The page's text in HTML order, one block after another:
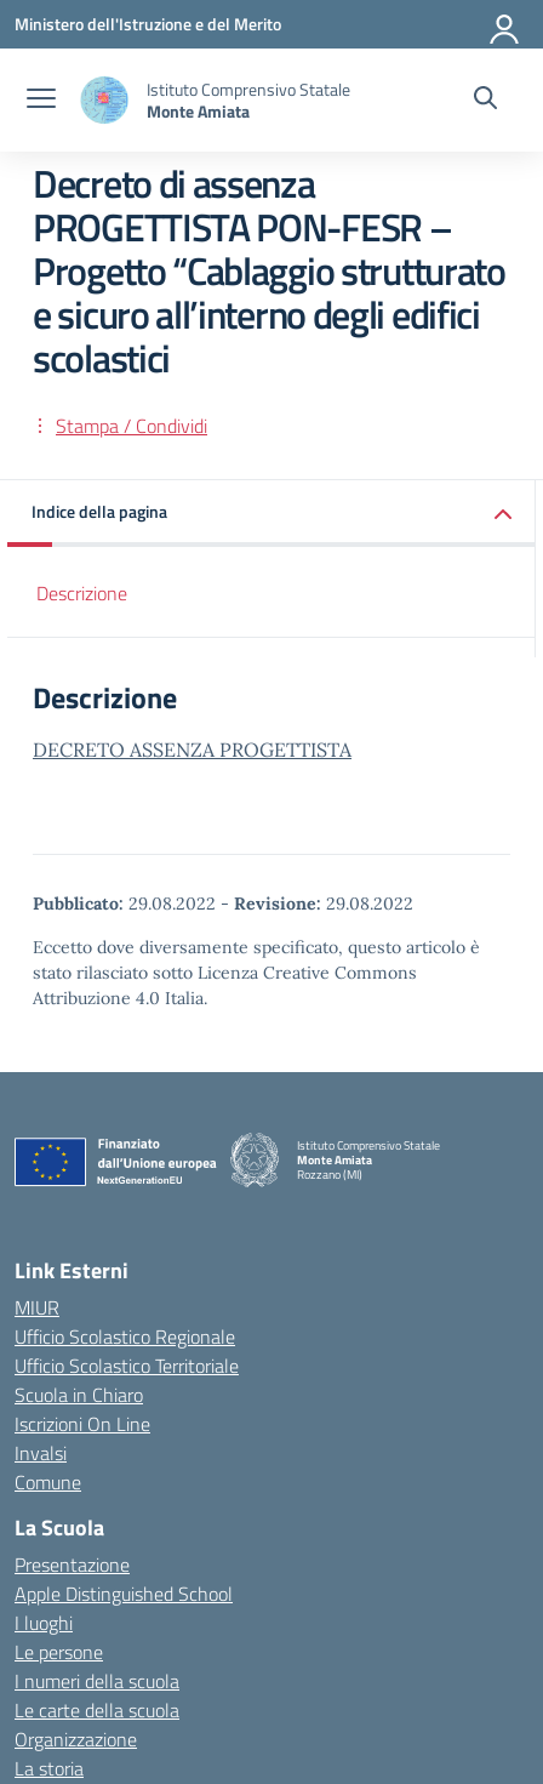
Vai ai contenuti
Vai al menu di navigazione
Vai al footer
Ministero dell'Istruzione e del Merito
Istituto Comprensivo Statale
Monte Amiata
Decreto di assenza
PROGETTISTA PON-FESR –
Progetto “Cablaggio strutturato
e sicuro all’interno degli edifici
scolastici
Stampa / Condividi
Indice della pagina
Descrizione
Descrizione
DECRETO ASSENZA PROGETTISTA
Pubblicato: 29.08.2022 - Revisione: 29.08.2022
Eccetto dove diversamente specificato, questo articolo è
stato rilasciato sotto Licenza Creative Commons
Attribuzione 4.0 Italia.
Istituto Comprensivo Statale
Monte Amiata
Rozzano (MI)
Link Esterni
MIUR
Ufficio Scolastico Regionale
Ufficio Scolastico Territoriale
Scuola in Chiaro
Iscrizioni On Line
Invalsi
Comune
La Scuola
Presentazione
Apple Distinguished School
I luoghi
Le persone
I numeri della scuola
Le carte della scuola
Organizzazione
La storia